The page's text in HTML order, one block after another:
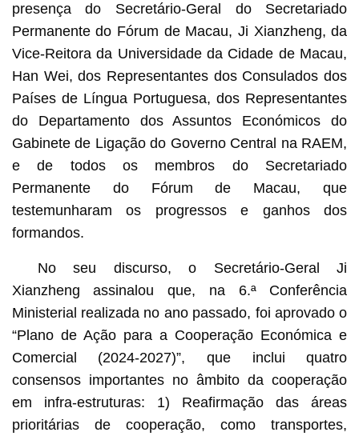
presença do Secretário-Geral do Secretariado
Permanente do Fórum de Macau, Ji Xianzheng, da
Vice-Reitora da Universidade da Cidade de Macau,
Han Wei, dos Representantes dos Consulados dos
Países de Língua Portuguesa, dos Representantes
do Departamento dos Assuntos Económicos do
Gabinete de Ligação do Governo Central na RAEM,
e de todos os membros do Secretariado
Permanente do Fórum de Macau, que
testemunharam os progressos e ganhos dos
formandos.
No seu discurso, o Secretário-Geral Ji
Xianzheng assinalou que, na 6.ª Conferência
Ministerial realizada no ano passado, foi aprovado o
“Plano de Ação para a Cooperação Económica e
Comercial (2024-2027)”, que inclui quatro
consensos importantes no âmbito da cooperação
em infra-estruturas: 1) Reafirmação das áreas
prioritárias de cooperação, como transportes,